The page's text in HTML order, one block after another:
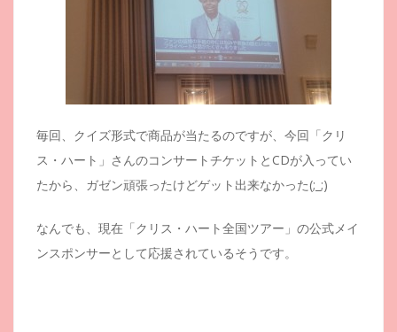
毎回、クイズ形式で商品が当たるのですが、今回「クリ
ス・ハート」さんのコンサートチケットとCDが入ってい
たから、ガゼン頑張ったけどゲット出来なかった(;_;)
なんでも、現在「クリス・ハート全国ツアー」の公式メイ
ンスポンサーとして応援されているそうです。